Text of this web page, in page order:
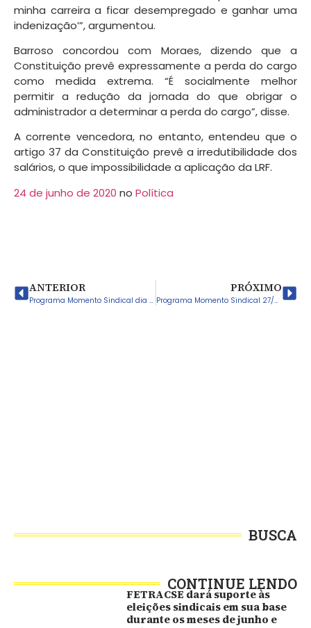
minha carreira a ficar desempregado e ganhar uma
indenização’”, argumentou.
Barroso concordou com Moraes, dizendo que a
Constituição prevê expressamente a perda do cargo
como medida extrema. “É socialmente melhor
permitir a redução da jornada do que obrigar o
administrador a determinar a perda do cargo”, disse.
A corrente vencedora, no entanto, entendeu que o
artigo 37 da Constituição prevê a irredutibilidade dos
salários, o que impossibilidade a aplicação da LRF.
24 de junho de 2020 no Política
ANTERIOR
Programa Momento Sindical dia 20/06/2020
PRÓXIMO
Programa Momento Sindical 27/06/2020
BUSCA
CONTINUE LENDO
FETRACSE dará suporte às
eleições sindicais em sua base
durante os meses de junho e